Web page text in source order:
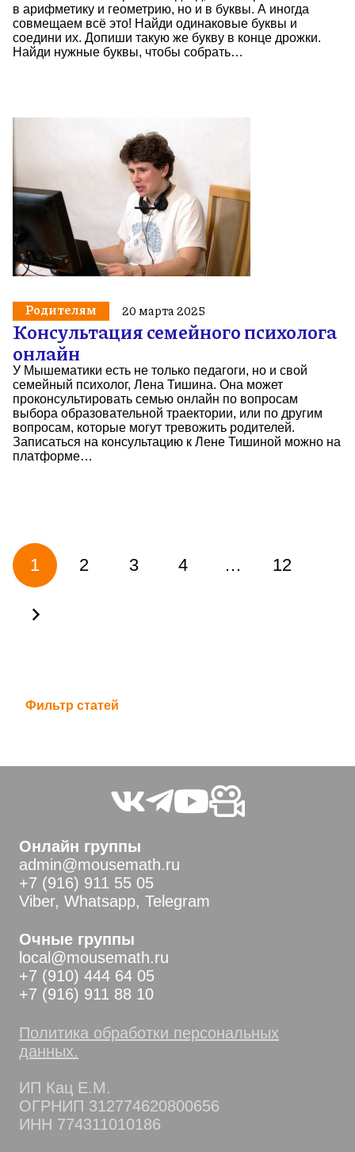
в арифметику и геометрию, но и в буквы. А иногда
совмещаем всё это! Найди одинаковые буквы и
соедини их. Допиши такую же букву в конце дрожки.
Найди нужные буквы, чтобы собрать…
Родителям 20 марта 2025
Консультация семейного психолога
онлайн
У Мышематики есть не только педагоги, но и свой
семейный психолог, Лена Тишина. Она может
проконсультировать семью онлайн по вопросам
выбора образовательной траектории, или по другим
вопросам, которые могут тревожить родителей.
Записаться на консультацию к Лене Тишиной можно на
платформе…
1 2 3 4 … 12
Фильтр статей
Онлайн группы
admin@mousemath.ru
+7 (916) 911 55 05
Viber, Whatsapp, Telegram
Очные группы
local@mousemath.ru
+7 (910) 444 64 05
+7 (916) 911 88 10
Политика обработки персональных
данных.
ИП Кац Е.М.
ОГРНИП 312774620800656
ИНН 774311010186